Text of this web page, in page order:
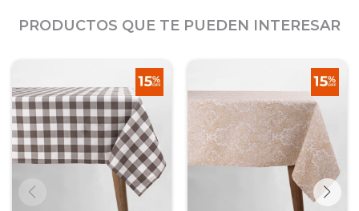
PRODUCTOS QUE TE PUEDEN INTERESAR